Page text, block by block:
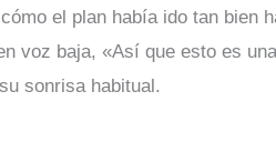
el plan había ido tan bien
voz baja, «Así que esto es
sonrisa habitual.